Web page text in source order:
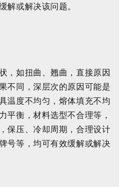
解或解决该问题。
，如扭曲、翘曲，直接原因
不同，深层次的原因可能是
温度不均匀，熔体填充不均
平衡，材料选型不合理等，
保压、冷却周期，合理设计
号等，均可有效缓解或解决